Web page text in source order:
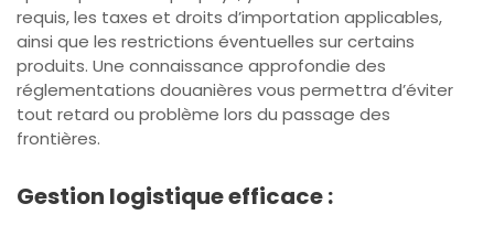
requis, les taxes et droits d’importation applicables,
ainsi que les restrictions éventuelles sur certains
produits. Une connaissance approfondie des
réglementations douanières vous permettra d’éviter
tout retard ou problème lors du passage des
frontières.
Gestion logistique efficace :